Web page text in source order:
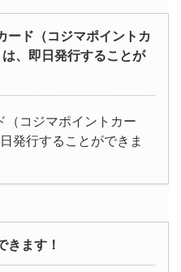
ード（コジマポイントカ
、即日発行することが
（コジマポイントカー
発行することができま
きます！